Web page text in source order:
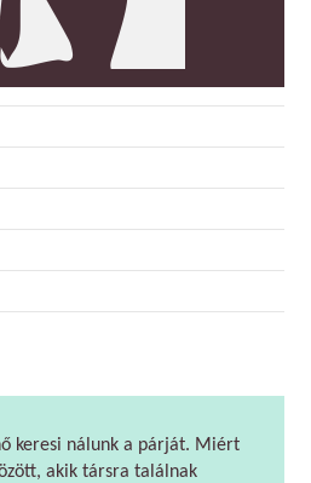
keresi nálunk a párját. Miért
akik társra találnak